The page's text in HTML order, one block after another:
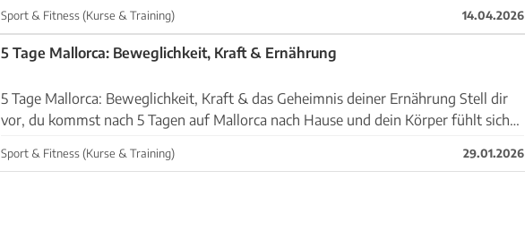
Sport & Fitness (Kurse & Training) 14.04.2026
5 Tage Mallorca: Beweglichkeit, Kraft & Ernährung
5 Tage Mallorca: Beweglichkeit, Kraft & das Geheimnis deiner Ernährung Stell dir
vor, du kommst nach 5 Tagen auf Mallorca nach Hause und dein Körper fühlt sich
Sport & Fitness (Kurse & Training) 29.01.2026